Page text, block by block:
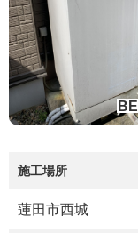
施工場所
蓮田市西城